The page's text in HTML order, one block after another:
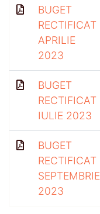
BUGET
RECTIFICAT
APRILIE
2023
BUGET
RECTIFICAT
IULIE 2023
BUGET
RECTIFICAT
SEPTEMBRIE
2023